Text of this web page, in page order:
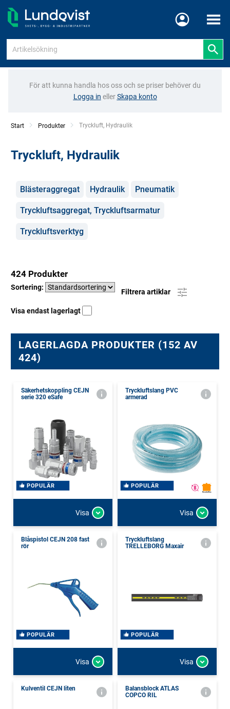
Meny
För att kunna handla hos oss och se priser behöver du
Logga in ellerSkapa konto
Start Produkter Current:
Tryckluft, Hydraulik
Tryckluft, Hydraulik
Kategorier
Blästeraggregat Hydraulik Pneumatik
Tryckluftsaggregat, Tryckluftsarmatur
Tryckluftsverktyg
424 Produkter
Sortering:
Filtrera artiklar
Visa endast lagerlagt
LAGERLAGDA PRODUKTER (152 AV
424)
Säkerhetskoppling CEJN
serie 320 eSafe
POPULÄR
Visa
Tryckluftslang PVC
armerad
POPULÄR
Visa
Blåspistol CEJN 208 fast
rör
POPULÄR
Visa
Tryckluftslang
TRELLEBORG Maxair
POPULÄR
Visa
Kulventil CEJN liten
Balansblock ATLAS
COPCO RIL